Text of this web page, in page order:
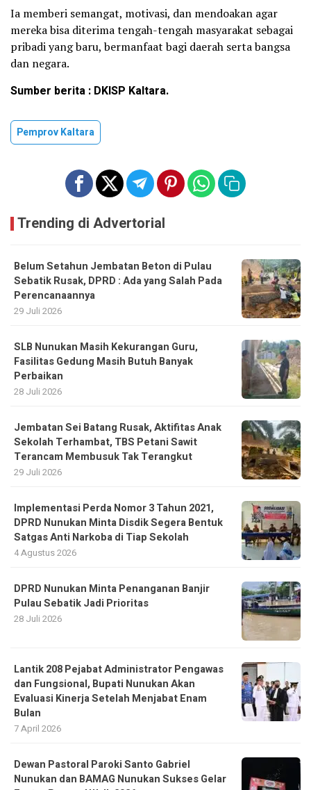
Ia memberi semangat, motivasi, dan mendoakan agar
mereka bisa diterima tengah-tengah masyarakat sebagai
pribadi yang baru, bermanfaat bagi daerah serta bangsa
dan negara.
Sumber berita : DKISP Kaltara.
Pemprov Kaltara
Trending di Advertorial
Belum Setahun Jembatan Beton di Pulau
Sebatik Rusak, DPRD : Ada yang Salah Pada
Perencanaannya
29 Juli 2026
SLB Nunukan Masih Kekurangan Guru,
Fasilitas Gedung Masih Butuh Banyak
Perbaikan
28 Juli 2026
Jembatan Sei Batang Rusak, Aktifitas Anak
Sekolah Terhambat, TBS Petani Sawit
Terancam Membusuk Tak Terangkut
29 Juli 2026
Implementasi Perda Nomor 3 Tahun 2021,
DPRD Nunukan Minta Disdik Segera Bentuk
Satgas Anti Narkoba di Tiap Sekolah
4 Agustus 2026
DPRD Nunukan Minta Penanganan Banjir
Pulau Sebatik Jadi Prioritas
28 Juli 2026
Lantik 208 Pejabat Administrator Pengawas
dan Fungsional, Bupati Nunukan Akan
Evaluasi Kinerja Setelah Menjabat Enam
Bulan
7 April 2026
Dewan Pastoral Paroki Santo Gabriel
Nunukan dan BAMAG Nunukan Sukses Gelar